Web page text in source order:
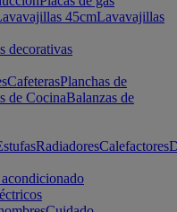
45cmLavavajillas
decorativas
CafeterasPlanchas de
de CocinaBalanzas de
RadiadoresCalefactores